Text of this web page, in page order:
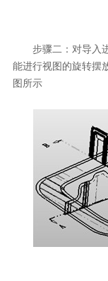
步骤二：对导入进
能进行视图的旋转摆
图所示